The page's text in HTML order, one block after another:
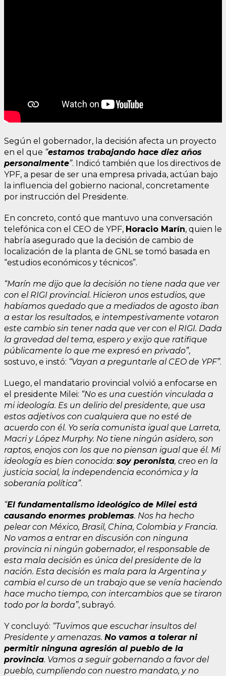
Según el gobernador, la decisión afecta un proyecto
en el que “estamos trabajando hace diez años
personalmente”. Indicó también que los directivos de
YPF, a pesar de ser una empresa privada, actúan bajo
la influencia del gobierno nacional, concretamente
por instrucción del Presidente.
En concreto, contó que mantuvo una conversación
telefónica con el CEO de YPF, Horacio Marín, quien le
habría asegurado que la decisión de cambio de
localización de la planta de GNL se tomó basada en
“estudios económicos y técnicos”.
“Marín me dijo que la decisión no tiene nada que ver
con el RIGI provincial. Hicieron unos estudios, que
habíamos quedado que a mediados de agosto iban
a estar los resultados, e intempestivamente votaron
este cambio sin tener nada que ver con el RIGI. Dada
la gravedad del tema, espero y exijo que ratifique
públicamente lo que me expresó en privado”,
sostuvo, e instó: “Vayan a preguntarle al CEO de YPF”.
Luego, el mandatario provincial volvió a enfocarse en
el presidente Milei: “No es una cuestión vinculada a
mi ideología. Es un delirio del presidente, que usa
estos adjetivos con cualquiera que no esté de
acuerdo con él. Yo sería comunista igual que Larreta,
Macri y López Murphy. No tiene ningún asidero, son
raptos, enojos con los que no piensan igual que él. Mi
ideología es bien conocida:soy peronista, creo en la
justicia social, la independencia económica y la
soberanía política”.
“El fundamentalismo ideológico de Milei está
causando enormes problemas. Nos ha hecho
pelear con México, Brasil, China, Colombia y Francia.
No vamos a entrar en discusión con ninguna
provincia ni ningún gobernador, el responsable de
esta mala decisión es única del presidente de la
nación. Esta decisión es mala para la Argentina y
cambia el curso de un trabajo que se venía haciendo
hace mucho tiempo, con intercambios que se tiraron
todo por la borda”, subrayó.
Y concluyó: “Tuvimos que escuchar insultos del
Presidente y amenazas. No vamos a tolerar ni
permitir ninguna agresión al pueblo de la
provincia. Vamos a seguir gobernando a favor del
pueblo, cumpliendo con nuestro mandato, y no